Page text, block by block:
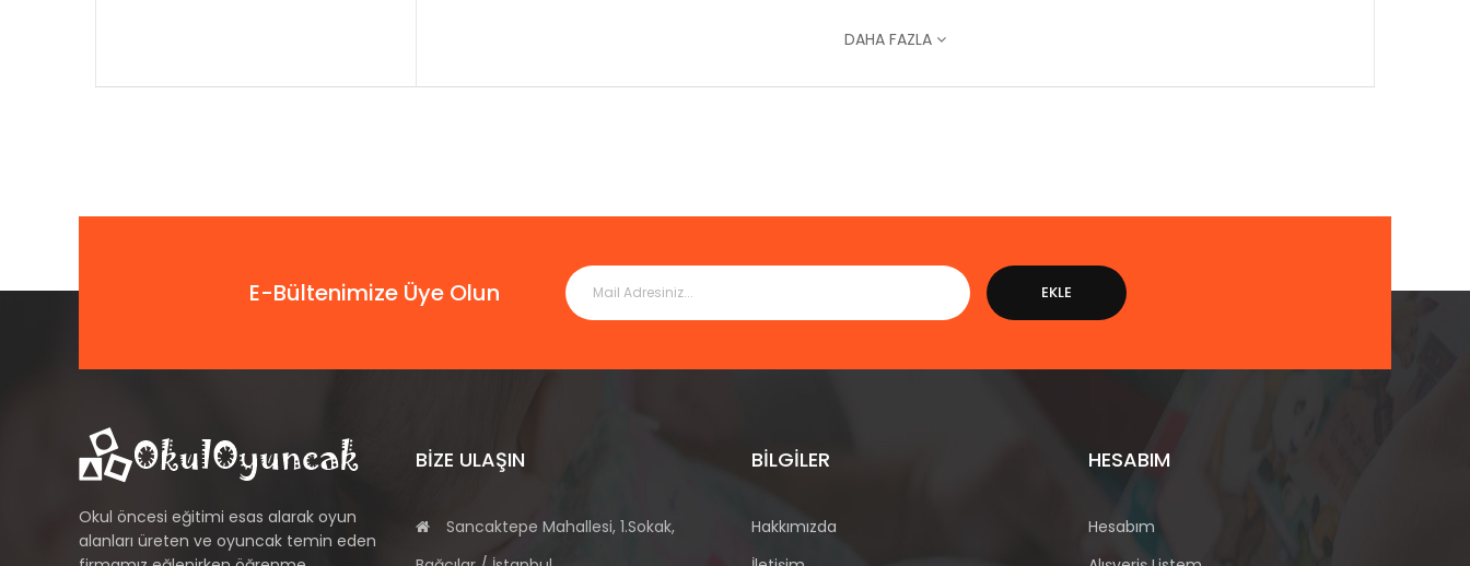
DAHA FAZLA
E-Bültenimize Üye Olun EKLE
Okul öncesi eğitimi esas alarak oyun
alanları üreten ve oyuncak temin eden
BIZE ULAŞIN
Sancaktepe Mahallesi, 1.Sokak,
BILGILER
Hakkımızda
HESABIM
Hesabım